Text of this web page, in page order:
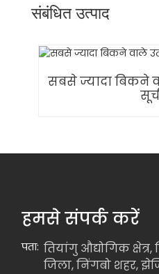
संबंधित उत्पाद
सबसे ज्यादा बिकने
हमसे संपर्क करें
पता: तियांगु औद्योगिक क्षेत्र,
जिला, निंगबो शहर,